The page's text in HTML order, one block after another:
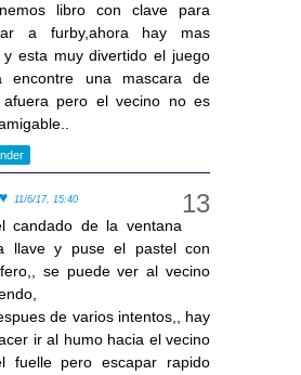
libro con clave para
a furby,ahora hay mas
y esta muy divertido el juego
encontre una mascara de
afuera pero el vecino no es
11/6/17, 15:40
candado de la ventana
llave y puse el pastel con
se puede ver al vecino
de varios intentos,, hay
ir al humo hacia el vecino
fuelle pero escapar rapido